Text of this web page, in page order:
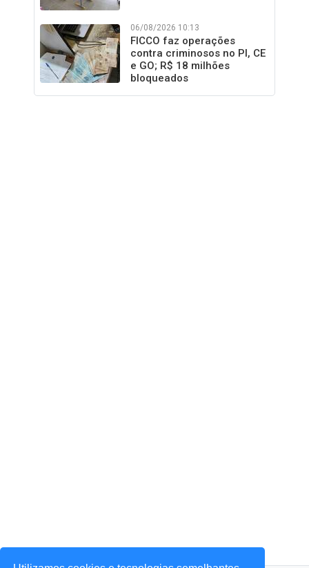
06/08/2026 10:13
FICCO faz operações
contra criminosos no PI, CE
e GO; R$ 18 milhões
bloqueados